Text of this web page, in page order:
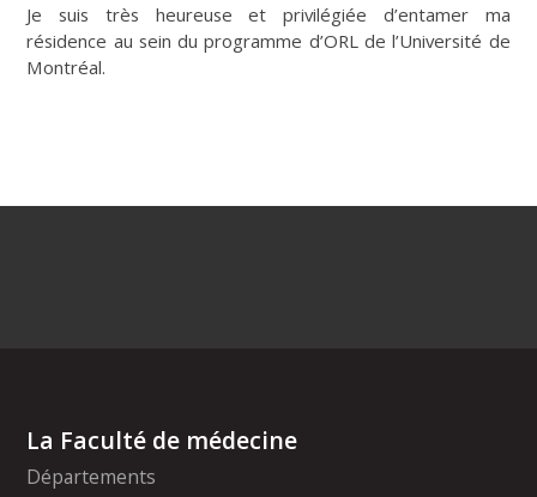
Je suis très heureuse et privilégiée d’entamer ma
résidence au sein du programme d’ORL de l’Université de
Montréal.
La Faculté de médecine
Départements